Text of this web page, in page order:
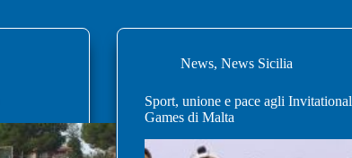
News,News Sicilia
Sport, unione e pace agli Invitational
Games di Malta